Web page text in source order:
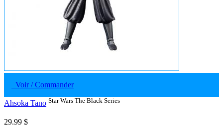
Voir / Commander
Ahsoka Tano Star Wars The Black Series
29.99 $